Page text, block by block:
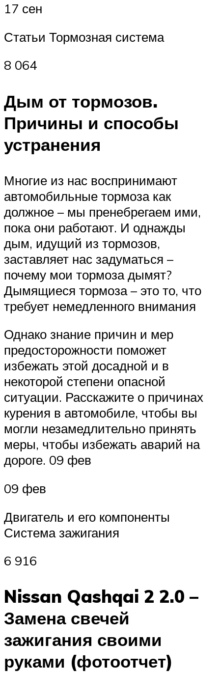
17 сен
Статьи Тормозная система
8 064
Дым от тормозов.
Причины и способы
устранения
Многие из нас воспринимают
автомобильные тормоза как
должное – мы пренебрегаем ими,
пока они работают. И однажды
дым, идущий из тормозов,
заставляет нас задуматься –
почему мои тормоза дымят?
Дымящиеся тормоза – это то, что
требует немедленного внимания
Однако знание причин и мер
предосторожности поможет
избежать этой досадной и в
некоторой степени опасной
ситуации. Расскажите о причинах
курения в автомобиле, чтобы вы
могли незамедлительно принять
меры, чтобы избежать аварий на
дороге. 09 фев
09 фев
Двигатель и его компоненты
Система зажигания
6 916
Nissan Qashqai 2 2.0 –
Замена свечей
зажигания своими
руками (фотоотчет)